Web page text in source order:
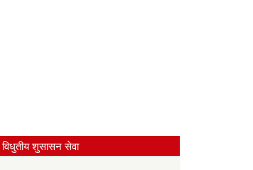
विधुतीय शुसासन सेवा